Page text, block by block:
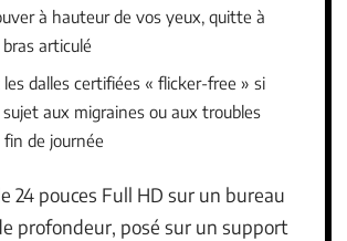
à hauteur de vos yeux, quitte à
articulé
les dalles certifiées « flicker-free » si
aux migraines ou aux troubles
de journée
24 pouces Full HD sur un bureau
profondeur, posé sur un support